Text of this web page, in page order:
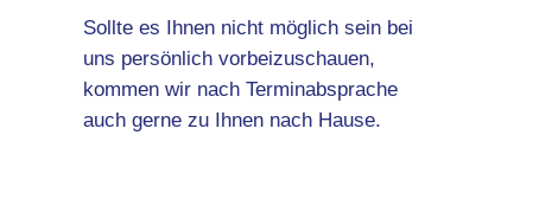
Sollte es Ihnen nicht möglich sein bei
uns persönlich vorbeizuschauen,
kommen wir nach Terminabsprache
auch gerne zu Ihnen nach Hause.